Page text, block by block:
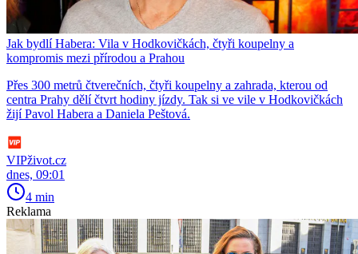
Jak bydlí Habera: Vila v Hodkovičkách, čtyři koupelny a
kompromis mezi přírodou a Prahou
Přes 300 metrů čtverečních, čtyři koupelny a zahrada, kterou od
centra Prahy dělí čtvrt hodiny jízdy. Tak si ve vile v Hodkovičkách
žijí Pavol Habera a Daniela Peštová.
VIPživot.cz
dnes, 09:01
4 min
Reklama